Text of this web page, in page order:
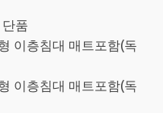
품
이층침대 매트포함(독
이층침대 매트포함(독